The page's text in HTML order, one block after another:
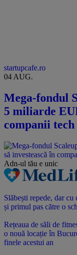
startupcafe.ro
04 AUG.
Mega-fondul
5 miliarde
companii tech
Adn-ul tău e unic
Slăbești repede, dar
și primul pas către o
Rețeaua de săli de
o nouă locație în
finele acestui an